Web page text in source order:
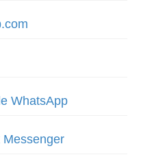
WhatsApp
Messenger